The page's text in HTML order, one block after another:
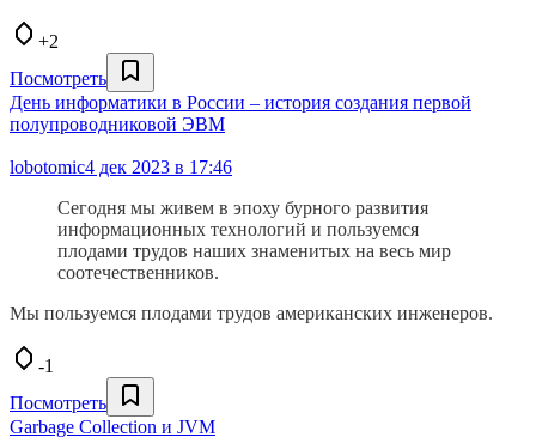
+2
Посмотреть
День информатики в России – история создания первой
полупроводниковой ЭВМ
lobotomic4 дек 2023 в 17:46
Сегодня мы живем в эпоху бурного развития
информационных технологий и пользуемся
плодами трудов наших знаменитых на весь мир
соотечественников.
Мы пользуемся плодами трудов американских инженеров.
-1
Посмотреть
Garbage Collection и JVM